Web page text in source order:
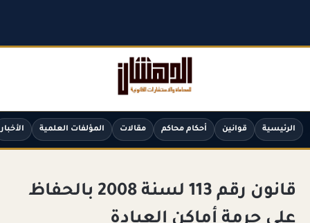
الرئيسية قوانين أحكام محاكم مقالات المؤلفات العلمية الأخبار
قانون رقم 113 لسنة 2008 بالحفاظ